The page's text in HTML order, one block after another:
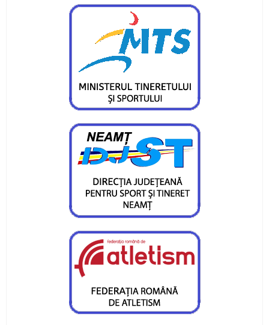
pentru finala CN si Cupa Romaniei
Sperante la noi medalii pentru canotorii CS
Ceahlaul - LPS Piatra Neamt
Noi medalii pentru atletii CS Ceahlaul in
concursurile nationale
CS Ceahlaul are opt sperante pentru turneul
Cupa Romaniei
Valentin Gavril candideaza la postul de
vicepresedinte al FR Canotaj
Silviu Munteanu vizeaza o medalie
Ionica Stoica - doua medalii pentru CS Ceahlaul
Medalie de bronz pentru Silviu Munteanu